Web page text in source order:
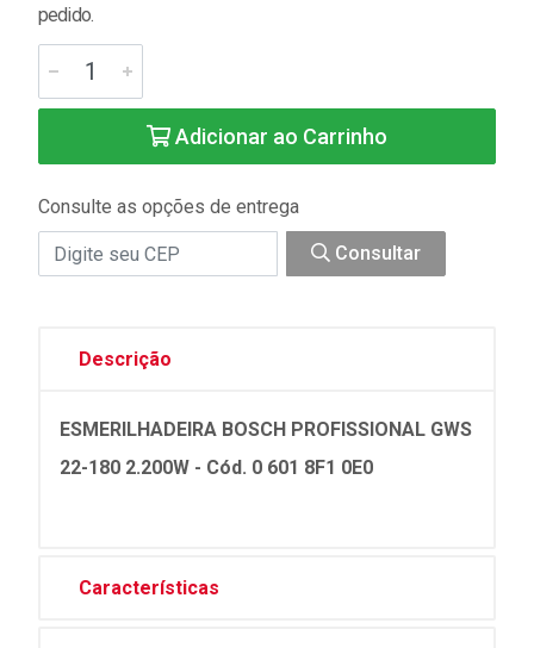
pedido.
Adicionar ao Carrinho
Consulte as opções de entrega
Consultar
Descrição
ESMERILHADEIRA BOSCH PROFISSIONAL GWS
22-180 2.200W - Cód. 0 601 8F1 0E0
Características